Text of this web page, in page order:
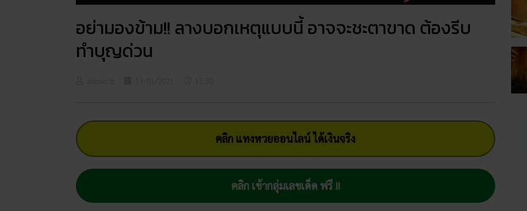
อย่ามองข้าม!! ลางบอกเหตุแบบนี้ อาจจะชะตาขาด ต้องรีบ
ทำบุญด่วน
คลิก แทงหวยออนไลน์ ได้เงินจริง
คลิก เข้ากลุ่มเลขเด็ด ฟรี !!